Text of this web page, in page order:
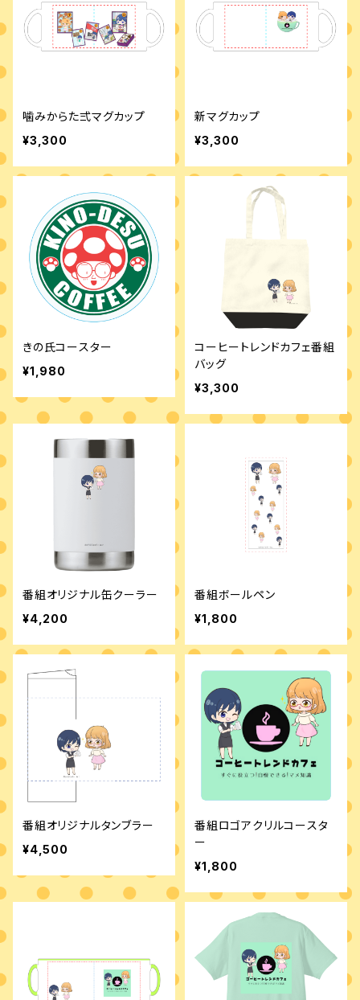
噛みからた弍マグカップ
¥3,300
新マグカップ
¥3,300
きの氏コースター
¥1,980
コーヒートレンドカフェ番組
バッグ
¥3,300
番組オリジナル缶クーラー
¥4,200
番組ボールペン
¥1,800
番組オリジナルタンブラー
¥4,500
番組ロゴアクリルコースタ
ー
¥1,800